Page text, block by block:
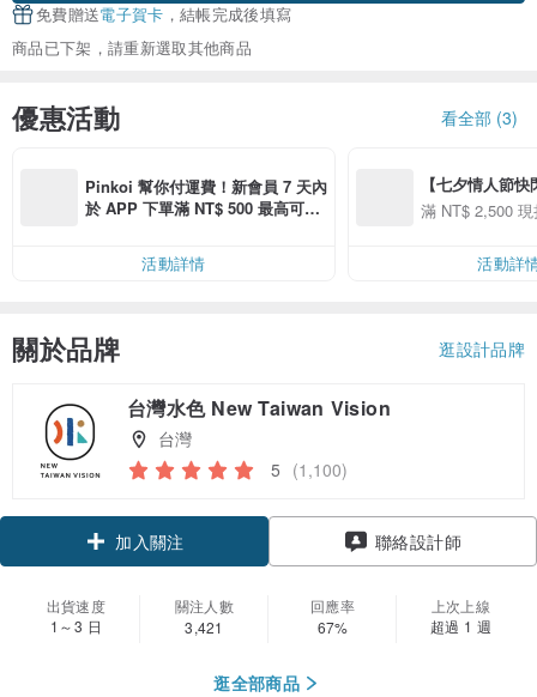
免費贈送電子賀卡 ，結帳完成後填寫
商品已下架，請重新選取其他商品
優惠活動 看全部 (3)
Pinkoi 幫你付運費！新會員 7 天內
於 APP 下單滿 NT$ 500 最高可折
活動詳情
【七夕情人節
用 APP 購買任
00 現折 NT$100
滿 NT$ 2,500
活動詳
關於品牌 逛設計品牌
台灣水色 New Taiwan Vision
台灣
5 (1,100)
聯絡設計師
出貨速度
1～3 日
關注人數
3,421
回應率
67%
上次上線
超過 1 週
逛全部商品